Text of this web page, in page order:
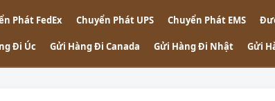
Phát FedEx Chuyển Phát UPS Chuyển Phát EMS
Đi Úc Gửi Hàng Đi Canada Gửi Hàng Đi Nhật Gửi